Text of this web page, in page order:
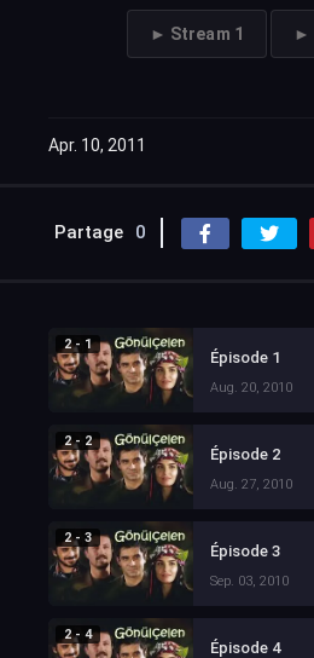
► Stream 1 ►
Apr. 10, 2011
Partage 0
2 - 1
Épisode 1
Aug. 20, 2010
2 - 2
Épisode 2
Aug. 27, 2010
2 - 3
Épisode 3
Sep. 03, 2010
2 - 4
Épisode 4